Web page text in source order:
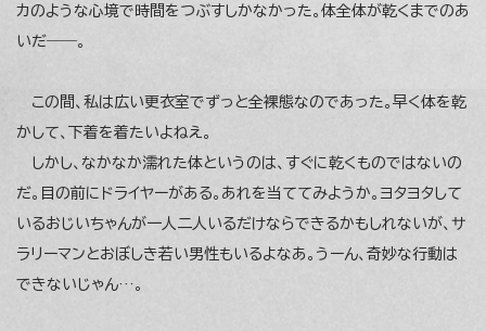
カのような心境で時間をつぶすしかなかった。体全体が乾くまでのあ
いだ――。
この間、私は広い更衣室でずっと全裸態なのであった。早く体を乾
かして、下着を着たいよねえ。
しかし、なかなか濡れた体というのは、すぐに乾くものではないの
だ。目の前にドライヤーがある。あれを当ててみようか。ヨタヨタして
いるおじいちゃんが一人二人いるだけならできるかもしれないが、サ
ラリーマンとおぼしき若い男性もいるよなあ。うーん、奇妙な行動は
できないじゃん…。